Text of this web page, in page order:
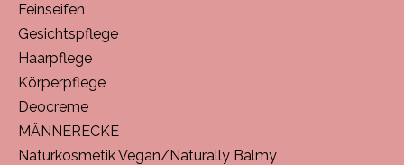
Feinseifen
Gesichtspflege
Haarpflege
Körperpflege
Deocreme
MÄNNERECKE
Naturkosmetik Vegan/Naturally Balmy